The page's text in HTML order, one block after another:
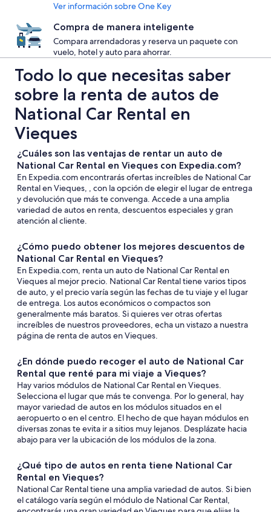
Ver información sobre One Key
Compra de manera inteligente
Compara arrendadoras y reserva un paquete con
vuelo, hotel y auto para ahorrar.
Todo lo que necesitas saber
sobre la renta de autos de
National Car Rental en
Vieques
¿Cuáles son las ventajas de rentar un auto de
National Car Rental en Vieques con Expedia.com?
En Expedia.com encontrarás ofertas increíbles de National Car
Rental en Vieques, , con la opción de elegir el lugar de entrega
y devolución que más te convenga. Accede a una amplia
variedad de autos en renta, descuentos especiales y gran
atención al cliente.
¿Cómo puedo obtener los mejores descuentos de
National Car Rental en Vieques?
En Expedia.com, renta un auto de National Car Rental en
Vieques al mejor precio. National Car Rental tiene varios tipos
de auto, y el precio varía según las fechas de tu viaje y el lugar
de entrega. Los autos económicos o compactos son
generalmente más baratos. Si quieres ver otras ofertas
increíbles de nuestros proveedores, echa un vistazo a nuestra
página de renta de autos en Vieques.
¿En dónde puedo recoger el auto de National Car
Rental que renté para mi viaje a Vieques?
Hay varios módulos de National Car Rental en Vieques.
Selecciona el lugar que más te convenga. Por lo general, hay
mayor variedad de autos en los módulos situados en el
aeropuerto o en el centro. El hecho de que hayan módulos en
diversas zonas te evita ir a sitios muy lejanos. Desplázate hacia
abajo para ver la ubicación de los módulos de la zona.
¿Qué tipo de autos en renta tiene National Car
Rental en Vieques?
National Car Rental tiene una amplia variedad de autos. Si bien
el catálogo varía según el módulo de National Car Rental,